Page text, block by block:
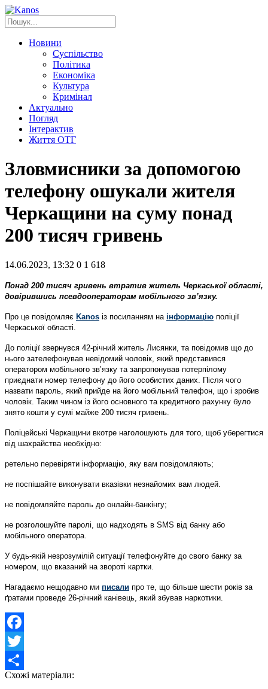
Новини
Суспільство
Політика
Економіка
Культура
Кримінал
Актуально
Погляд
Інтерактив
Життя ОТГ
Зловмисники за допомогою
телефону ошукали жителя
Черкащини на суму понад
200 тисяч гривень
14.06.2023, 13:32 0 1 618
Понад 200 тисяч гривень втратив житель Черкаської області,
довірившись псевдооператорам мобільного зв’язку.
Про це повідомляє Kanos із посиланням на інформацію поліції
Черкаської області.
До поліції звернувся 42-річний житель Лисянки, та повідомив що до
нього зателефонував невідомий чоловік, який представився
оператором мобільного зв’язку та запропонував потерпілому
приєднати номер телефону до його особистих даних. Після чого
назвати пароль, який прийде на його мобільний телефон, що і зробив
чоловік. Таким чином із його основного та кредитного рахунку було
знято кошти у сумі майже 200 тисяч гривень.
Поліцейські Черкащини вкотре наголошують для того, щоб уберегтися
від шахрайства необхідно:
ретельно перевіряти інформацію, яку вам повідомляють;
не поспішайте виконувати вказівки незнайомих вам людей.
не повідомляйте пароль до онлайн-банкінгу;
не розголошуйте паролі, що надходять в SMS від банку або
мобільного оператора.
У будь-якій незрозумілій ситуації телефонуйте до свого банку за
номером, що вказаний на звороті картки.
Нагадаємо нещодавно ми писали про те, що більше шести років за
ґратами проведе 26-річний канівець, який збував наркотики.
Facebook
Twitter
Share
Схожі матеріали: